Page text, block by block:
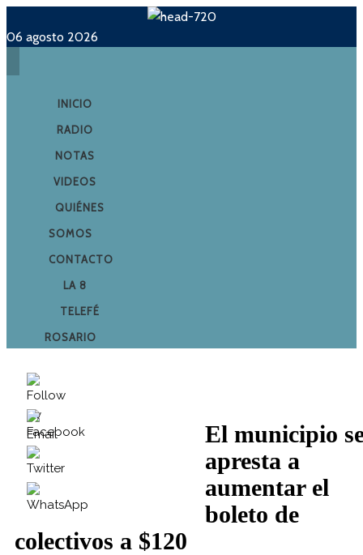
06 agosto 2026
INICIO
RADIO
NOTAS
VIDEOS
QUIÉNES
SOMOS
CONTACTO
LA 8
TELEFÉ
ROSARIO
El municipio
apresta a
aumentar el
boleto de
colectivos a $120